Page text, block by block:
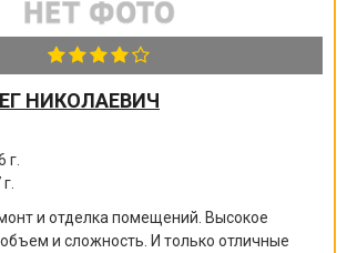
НИКОЛАЕВИЧ
г.
и отделка помещений. Высокое
и сложность. И только отличные